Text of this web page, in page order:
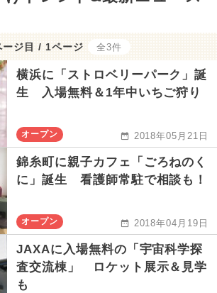
ージ目 / 1ページ 全3件
横浜に「ストロベリーパーク」誕
生 入場無料＆1年中いちご狩り
オープン 2018年05月21日
錦糸町に親子カフェ「ごろねのく
に」誕生 看護師常駐で相談も！
オープン 2018年04月19日
JAXAに入場無料の「宇宙科学探
査交流棟」 ロケット展示＆見学
も